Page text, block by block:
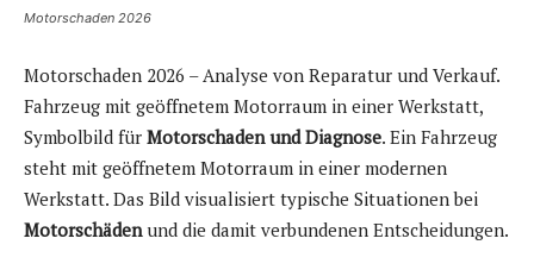
Motorschaden 2026
Motorschaden 2026 – Analyse von Reparatur und Verkauf.
Fahrzeug mit geöffnetem Motorraum in einer Werkstatt,
Symbolbild für Motorschaden und Diagnose. Ein Fahrzeug
steht mit geöffnetem Motorraum in einer modernen
Werkstatt. Das Bild visualisiert typische Situationen bei
Motorschädenund die damit verbundenen Entscheidungen.